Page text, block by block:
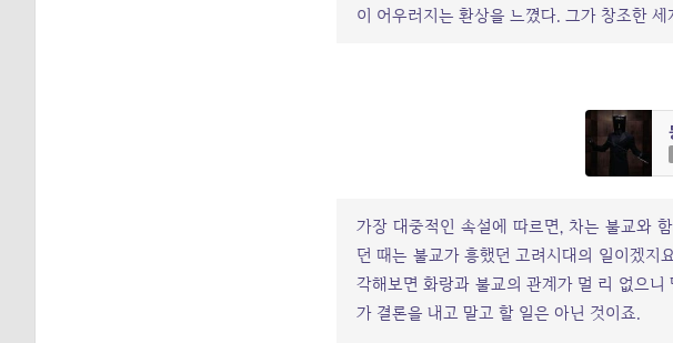
이 어우러지는 환상을 느꼈다. 그가 창조한
가장 대중적인 속설에 따르면, 차는 불교와
던 때는 불교가 흥했던 고려시대의 일이겠지
각해보면 화랑과 불교의 관계가 멀 리 없으
가 결론을 내고 말고 할 일은 아닌 것이죠.